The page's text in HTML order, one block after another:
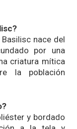
nace del
por una
criatura mítica
la población
y bordado